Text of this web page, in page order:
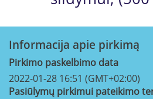
Informacija apie pirkimą
Pirkimo paskelbimo data
2022-01-28 16:51 (GMT+02:00)
Pasiūlymų pirkimui pateikimo